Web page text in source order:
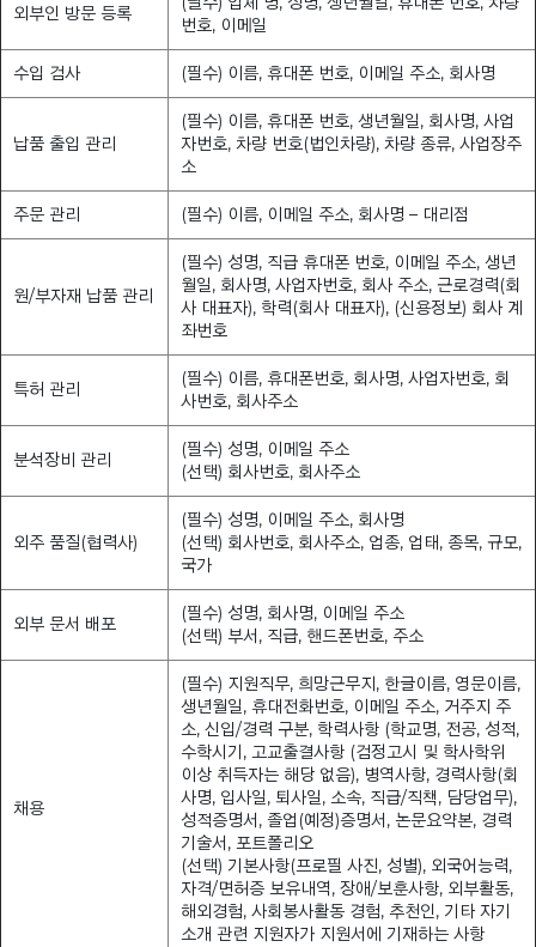
외부인 방문 등록
번호, 이메일
수입 검사 (필수) 이름, 휴대폰 번호, 이메일 주소, 회사명
납품 출입 관리
(필수) 이름, 휴대폰 번호, 생년월일, 회사명, 사업
자번호, 차량 번호(법인차량), 차량 종류, 사업장주
소
주문 관리 (필수) 이름, 이메일 주소, 회사명 – 대리점
원/부자재 납품 관리
(필수) 성명, 직급 휴대폰 번호, 이메일 주소, 생년
월일, 회사명, 사업자번호, 회사 주소, 근로경력(회
사 대표자), 학력(회사 대표자), (신용정보) 회사 계
좌번호
특허 관리
(필수) 이름, 휴대폰번호, 회사명, 사업자번호, 회
사번호, 회사주소
분석장비 관리
(필수) 성명, 이메일 주소
(선택) 회사번호, 회사주소
외주 품질(협력사)
(필수) 성명, 이메일 주소, 회사명
(선택) 회사번호, 회사주소, 업종, 업태, 종목, 규모,
국가
외부 문서 배포
(필수) 성명, 회사명, 이메일 주소
(선택) 부서, 직급, 핸드폰번호, 주소
채용
(필수) 지원직무, 희망근무지, 한글이름, 영문이름,
생년월일, 휴대전화번호, 이메일 주소, 거주지 주
소, 신입/경력 구분, 학력사항 (학교명, 전공, 성적,
수학시기, 고교출결사항 (검정고시 및 학사학위
이상 취득자는 해당 없음), 병역사항, 경력사항(회
사명, 입사일, 퇴사일, 소속, 직급/직책, 담당업무),
성적증명서, 졸업(예정)증명서, 논문요약본, 경력
기술서, 포트폴리오
(선택) 기본사항(프로필 사진, 성별), 외국어능력,
자격/면허증 보유내역, 장애/보훈사항, 외부활동,
해외경험, 사회봉사활동 경험, 추천인, 기타 자기
소개 관련 지원자가 지원서에 기재하는 사항